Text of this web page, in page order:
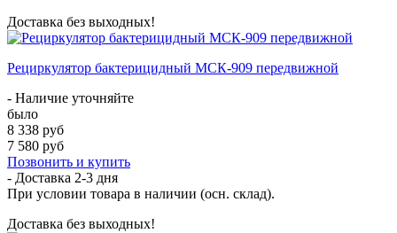
Доставка без выходных!
Рециркулятор бактерицидный МСК-909 передвижной
- Наличие уточняйте
было
8 338 руб
7 580 руб
Позвонить и купить
- Доставка 2-3 дня
При условии товара в наличии (осн. склад).
Доставка без выходных!